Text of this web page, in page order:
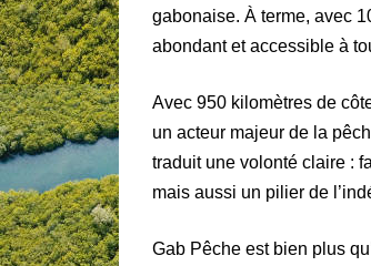
gabonaise. À terme, avec
abondant et accessible à
Avec 950 kilomètres de
un acteur majeur de la
traduit une volonté claire :
mais aussi un pilier de
Gab Pêche est bien plus